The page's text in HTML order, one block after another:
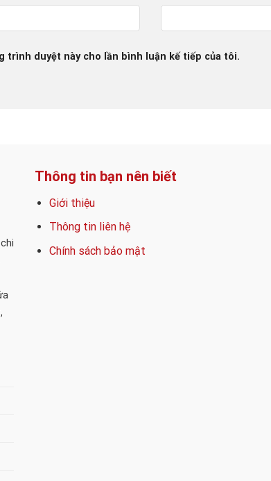
trình duyệt này cho lần bình luận kế tiếp của tôi.
Thông tin bạn nên biết
Giới thiệu
Thông tin liên hệ
Chính sách bảo mật